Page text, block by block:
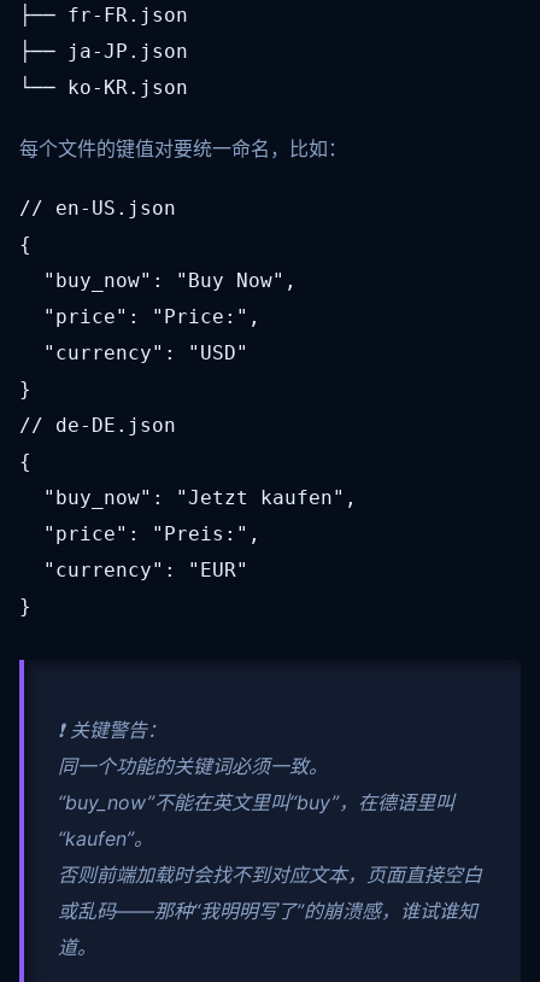
├── fr-FR.json
├── ja-JP.json
└── ko-KR.json
每个文件的键值对要统一命名，比如：
// en-US.json
{
"buy_now": "Buy Now",
"price": "Price:",
"currency": "USD"
}
// de-DE.json
{
"buy_now": "Jetzt kaufen",
"price": "Preis:",
"currency": "EUR"
}
❗ 关键警告：
同一个功能的关键词必须一致。
“buy_now”不能在英文里叫“buy”，在德语里叫
“kaufen”。
否则前端加载时会找不到对应文本，页面直接空白
或乱码——那种“我明明写了”的崩溃感，谁试谁知
道。